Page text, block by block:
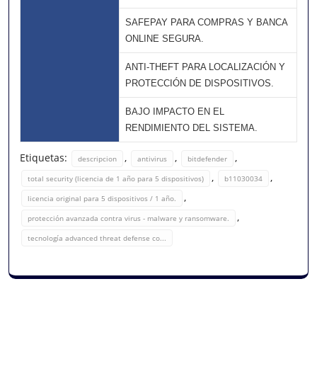
SAFEPAY PARA COMPRAS Y BANCA
ONLINE SEGURA.
ANTI-THEFT PARA LOCALIZACIÓN Y
PROTECCIÓN DE DISPOSITIVOS.
BAJO IMPACTO EN EL
RENDIMIENTO DEL SISTEMA.
Etiquetas: descripcion , antivirus , bitdefender ,
total security (licencia de 1 año para 5 dispositivos) , b11030034 ,
licencia original para 5 dispositivos / 1 año. ,
protección avanzada contra virus - malware y ransomware. ,
tecnología advanced threat defense co...